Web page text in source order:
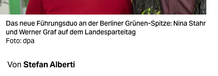
verlag
verlag
shop
Das neue Führungsduo an der Berliner Grünen-Spitze: Nina Stahr
und Werner Graf auf dem Landesparteitag
Foto: dpa
Von Stefan Alberti